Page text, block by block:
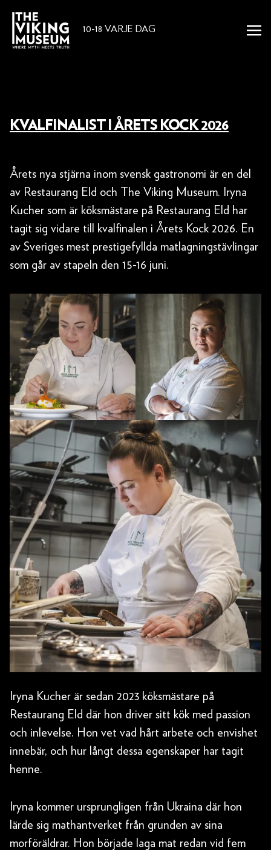
10-18 VARJE DAG
KVALFINALIST I ÅRETS KOCK 2026
Årets nya stjärna inom svensk gastronomi är en del
av Restaurang Eld och The Viking Museum. Iryna
Kucher som är köksmästare på Restaurang Eld har
tagit sig vidare till kvalfinalen i Årets Kock 2026. En
av Sveriges mest prestigefyllda matlagningstävlingar
som går av stapeln den 15-16 juni.
Iryna Kucher är sedan 2023 köksmästare på
Restaurang Eld där hon driver sitt kök med passion
och inlevelse. Hon vet vad hårt arbete och envishet
innebär, och hur långt dessa egenskaper har tagit
henne.
Iryna kommer ursprungligen från Ukraina där hon
lärde sig mathantverket från grunden av sina
morföräldrar. Hon började laga mat redan vid fem